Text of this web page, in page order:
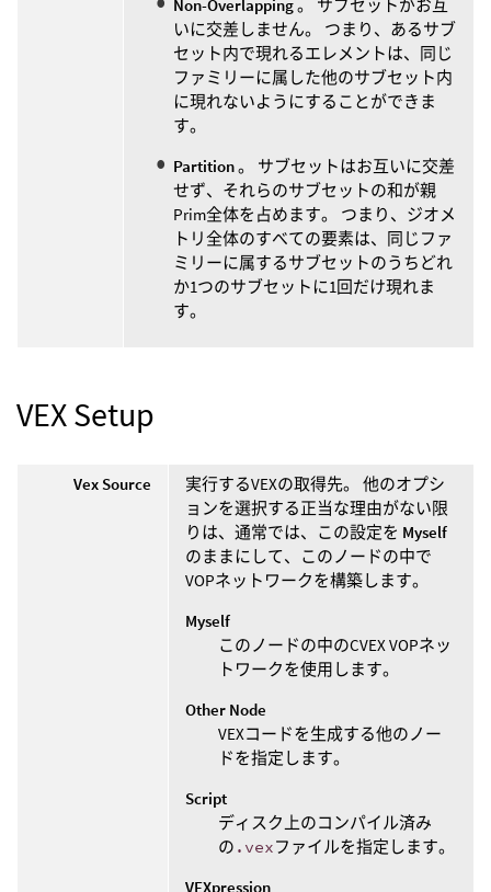
Non-Overlapping。 サブセットがお互
いに交差しません。 つまり、あるサブ
セット内で現れるエレメントは、同じ
ファミリーに属した他のサブセット内
に現れないようにすることができま
す。
Partition。 サブセットはお互いに交差
せず、それらのサブセットの和が親
Prim全体を占めます。 つまり、ジオメ
トリ全体のすべての要素は、同じファ
ミリーに属するサブセットのうちどれ
か1つのサブセットに1回だけ現れま
す。
VEX Setup
Vex Source
実行するVEXの取得先。 他のオプシ
ョンを選択する正当な理由がない限
りは、通常では、この設定を Myself
のままにして、このノードの中で
VOPネットワークを構築します。
Myself
このノードの中のCVEX VOPネッ
トワークを使用します。
Other Node
VEXコードを生成する他のノー
ドを指定します。
Script
ディスク上のコンパイル済み
の .vexファイルを指定します。
VEXpression